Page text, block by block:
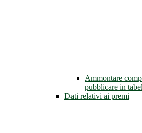
Ammontare
pubblicare in
Dati relativi ai premi